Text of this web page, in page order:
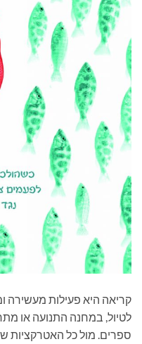
קריאה היא פעילות מעשירה
לטיול, במחנה התנועה או
ספרים. מול כל האטרקציות